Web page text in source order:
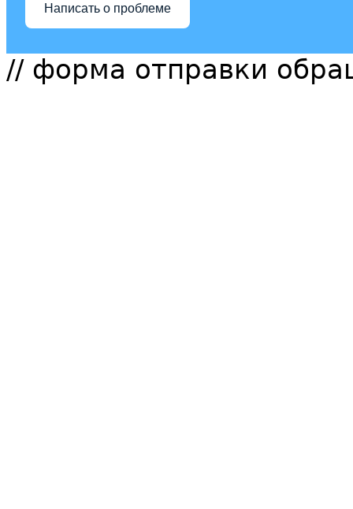
Написать о проблеме
// форма отправки